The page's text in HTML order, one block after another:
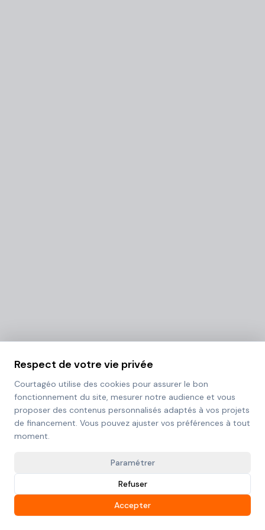
Respect de votre vie privée
Courtagéo utilise des cookies pour assurer le bon
fonctionnement du site, mesurer notre audience et vous
proposer des contenus personnalisés adaptés à vos projets
de financement. Vous pouvez ajuster vos préférences à tout
moment.
Paramétrer
Refuser
Accepter